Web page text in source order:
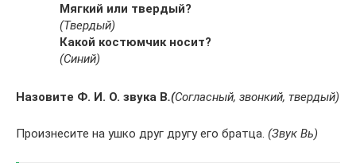
Мягкий или твердый?
(Твердый)
Какой костюмчик носит?
(Синий)
Назовите Ф. И. О. звука В.(Согласный, звонкий, твердый)
Произнесите на ушко друг другу его братца. (Звук Вь)